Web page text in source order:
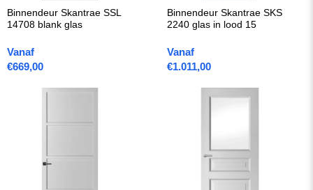
Binnendeur Skantrae SSL
14708 blank glas
Vanaf
€669,00
Binnendeur Skantrae SKS
2240 glas in lood 15
Vanaf
€1.011,00